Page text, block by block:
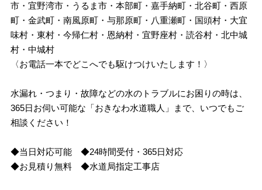
市・宜野湾市・うるま市・本部町・嘉手納町・北谷町・西原
町・金武町・南風原町・与那原町・八重瀬町・国頭村・大宜
味村・東村・今帰仁村・恩納村・宜野座村・読谷村・北中城
村・中城村
〈お電話一本でどこへでも駆けつけいたします！〉
水漏れ・つまり・故障などの水のトラブルにお困りの時は、
365日お伺い可能な「おきなわ水道職人」まで、いつでもご
相談ください！
◆当日対応可能 ◆24時間受付・365日対応
◆お見積り無料 ◆水道局指定工事店